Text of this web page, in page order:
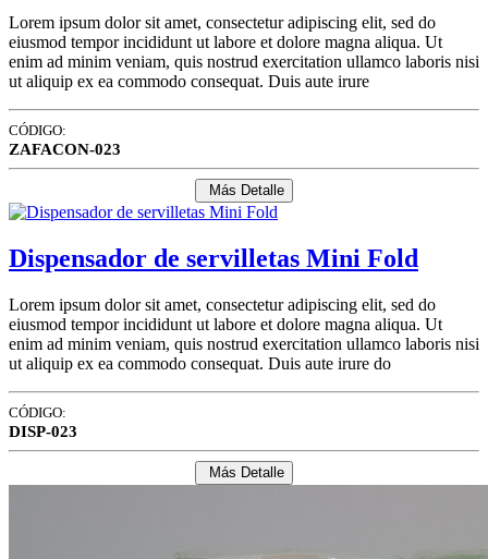
Lorem ipsum dolor sit amet, consectetur adipiscing elit, sed do
eiusmod tempor incididunt ut labore et dolore magna aliqua. Ut
enim ad minim veniam, quis nostrud exercitation ullamco laboris nisi
ut aliquip ex ea commodo consequat. Duis aute irure
CÓDIGO:
ZAFACON-023
Más Detalle
Dispensador de servilletas Mini Fold
Lorem ipsum dolor sit amet, consectetur adipiscing elit, sed do
eiusmod tempor incididunt ut labore et dolore magna aliqua. Ut
enim ad minim veniam, quis nostrud exercitation ullamco laboris nisi
ut aliquip ex ea commodo consequat. Duis aute irure do
CÓDIGO:
DISP-023
Más Detalle